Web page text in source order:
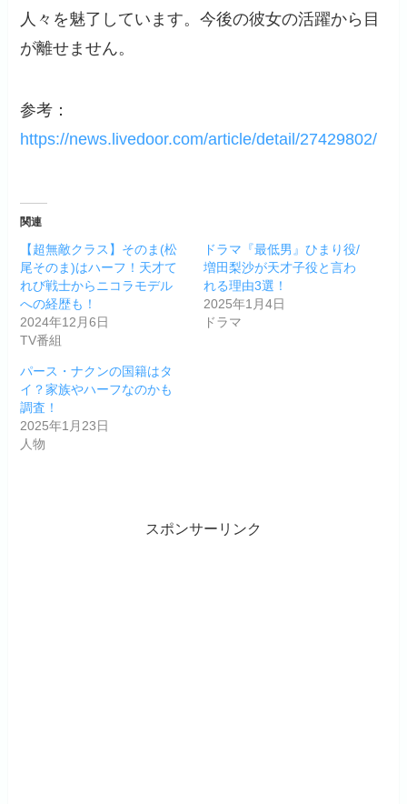
人々を魅了しています。今後の彼女の活躍から目
が離せません。
参考：
https://news.livedoor.com/article/detail/27429802/
関連
【超無敵クラス】そのま(松
尾そのま)はハーフ！天才て
れび戦士からニコラモデル
への経歴も！
2024年12月6日
TV番組
ドラマ『最低男』ひまり役/
増田梨沙が天才子役と言わ
れる理由3選！
2025年1月4日
ドラマ
パース・ナクンの国籍はタ
イ？家族やハーフなのかも
調査！
2025年1月23日
人物
スポンサーリンク